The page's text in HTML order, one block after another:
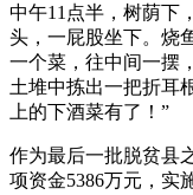
中午11点半，树荫下
头，一屁股坐下。烧
一个菜，往中间一摆
土堆中拣出一把折耳
上的下酒菜有了！”
作为最后一批脱贫县
项资金5386万元，实